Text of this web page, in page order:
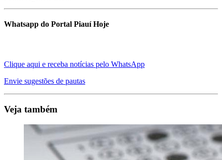
Whatsapp do Portal Piauí Hoje
Clique aqui e receba notícias pelo WhatsApp
Envie sugestões de pautas
Veja também